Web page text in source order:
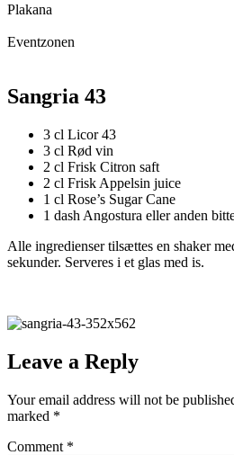
Plakana
Eventzonen
Sangria 43
3 cl Licor 43
3 cl Rød vin
2 cl Frisk Citron saft
2 cl Frisk Appelsin juice
1 cl Rose’s Sugar Cane
1 dash Angostura eller anden
Alle ingredienser tilsættes en shaker
sekunder. Serveres i et glas med is.
Leave a Reply
Your email address will not be
marked *
Comment *